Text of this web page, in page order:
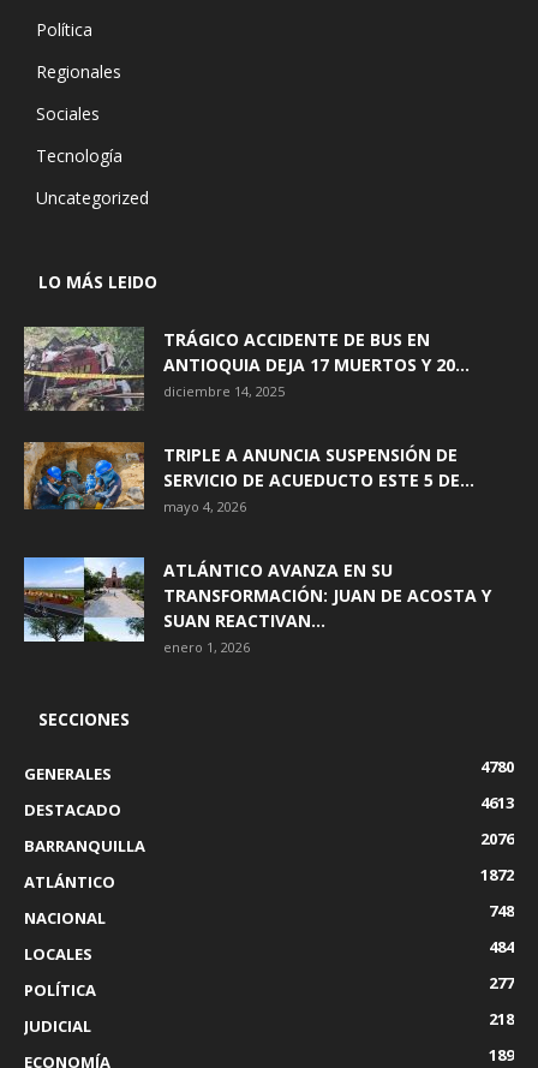
Política
Regionales
Sociales
Tecnología
Uncategorized
LO MÁS LEIDO
TRÁGICO ACCIDENTE DE BUS EN
ANTIOQUIA DEJA 17 MUERTOS Y 20...
diciembre 14, 2025
TRIPLE A ANUNCIA SUSPENSIÓN DE
SERVICIO DE ACUEDUCTO ESTE 5 DE...
mayo 4, 2026
ATLÁNTICO AVANZA EN SU
TRANSFORMACIÓN: JUAN DE ACOSTA Y
SUAN REACTIVAN...
enero 1, 2026
SECCIONES
GENERALES
4780
DESTACADO
4613
BARRANQUILLA
2076
ATLÁNTICO
1872
NACIONAL
748
LOCALES
484
POLÍTICA
277
JUDICIAL
218
ECONOMÍA
189